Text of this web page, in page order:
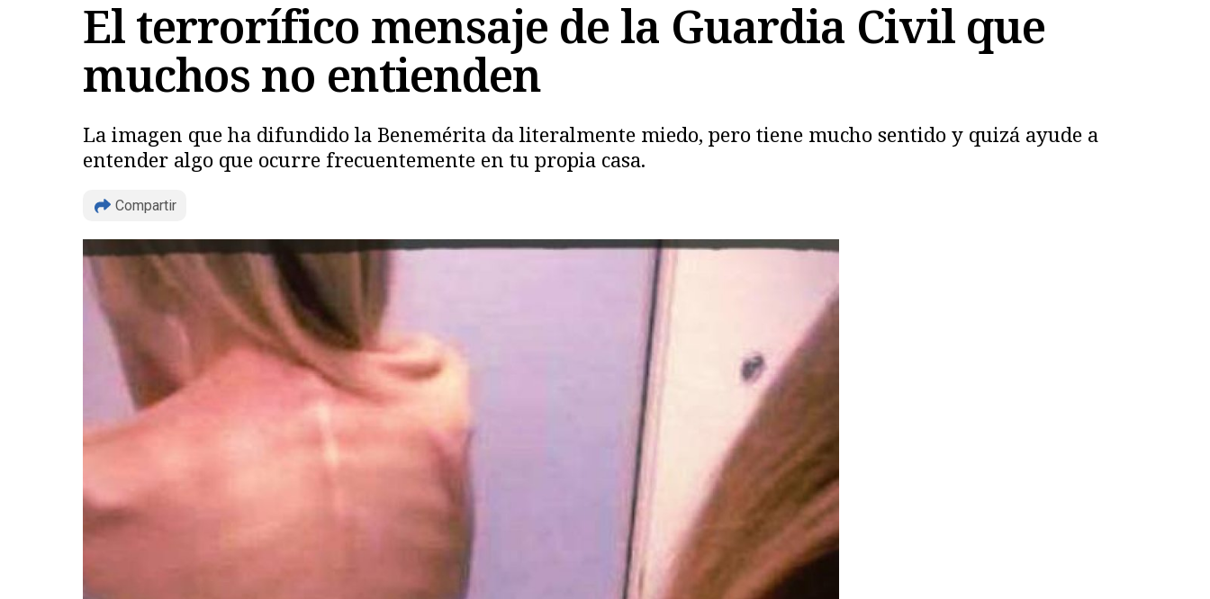
El terrorífico mensaje de la Guardia Civil que
muchos no entienden
La imagen que ha difundido la Benemérita da literalmente miedo, pero tiene mucho sentido y quizá ayude a
entender algo que ocurre frecuentemente en tu propia casa.
Compartir